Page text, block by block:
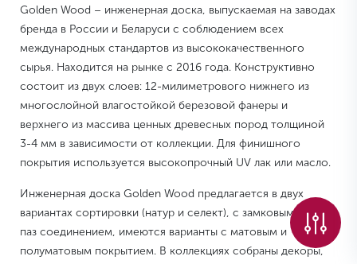
Golden Wood – инженерная доска, выпускаемая на заводах
бренда в России и Беларуси с соблюдением всех
международных стандартов из высококачественного
сырья. Находится на рынке с 2016 года. Конструктивно
состоит из двух слоев: 12-милиметрового нижнего из
многослойной влагостойкой березовой фанеры и
верхнего из массива ценных древесных пород толщиной
3-4 мм в зависимости от коллекции. Для финишного
покрытия используется высокопрочный UV лак или масло.
Инженерная доска Golden Wood предлагается в двух
вариантах сортировки (натур и селект), с замковым и шип-
паз соединением, имеются варианты с матовым и
полуматовым покрытием. В коллекциях собраны декоры,